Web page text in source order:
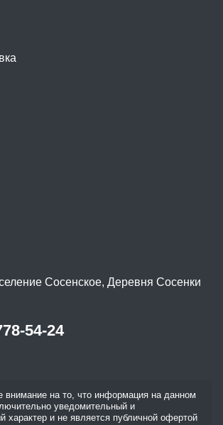
Сосенское, Деревня Сосенки
54-24
на то, что информация на данном
уведомительный и
характер и не является публичной офертой